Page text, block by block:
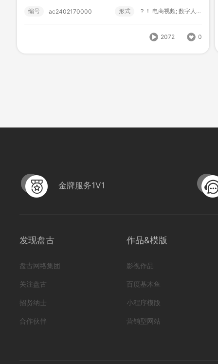
【数字人直播】新铁职业高中
0
编号 ac2402170000 形式 ？！ 电商视频; 数字人直播; 数字人;
2072 0
【数字人直播】清北同桌
金牌服务1V1
发现盘古
盘古网络集团
关注盘古
招贤纳士
合作伙伴
作品&模版
影视作品
百度基木鱼
小程序模版
营销型网站